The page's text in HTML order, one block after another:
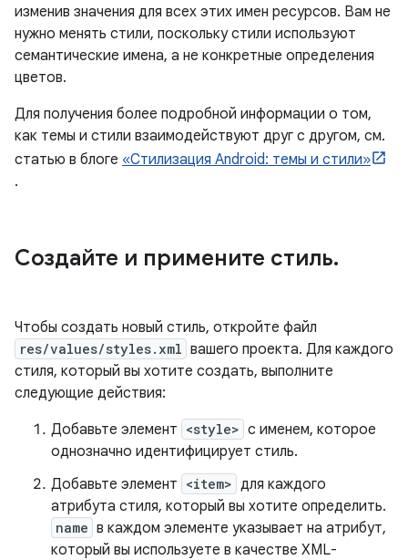
изменив значения для всех этих имен ресурсов. Вам не
нужно менять стили, поскольку стили используют
семантические имена, а не конкретные определения
цветов.
Для получения более подробной информации о том,
как темы и стили взаимодействуют друг с другом, см.
статью в блоге «Стилизация Android: темы и стили»
.
Создайте и примените стиль.
Чтобы создать новый стиль, откройте файл
res/values/styles.xml вашего проекта. Для каждого
стиля, который вы хотите создать, выполните
следующие действия:
Добавьте элемент <style> с именем, которое
однозначно идентифицирует стиль.
Добавьте элемент <item> для каждого
атрибута стиля, который вы хотите определить.
name в каждом элементе указывает на атрибут,
который вы используете в качестве XML-